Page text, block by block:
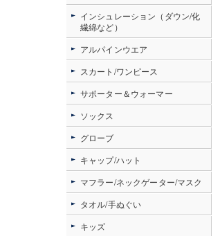
インシュレーション（ダウン/化
繊綿など）
アルパインウエア
スカート/ワンピース
サポーター＆ウォーマー
ソックス
グローブ
キャップ/ハット
マフラー/ネックゲーター/マスク
タオル/手ぬぐい
キッズ